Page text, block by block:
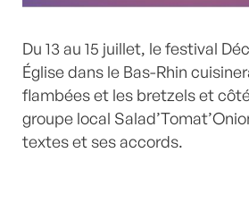
Du 13 au 15 juillet, le festival
Église dans le Bas-Rhin
flambées et les bretzels et
groupe local
textes et ses accords.